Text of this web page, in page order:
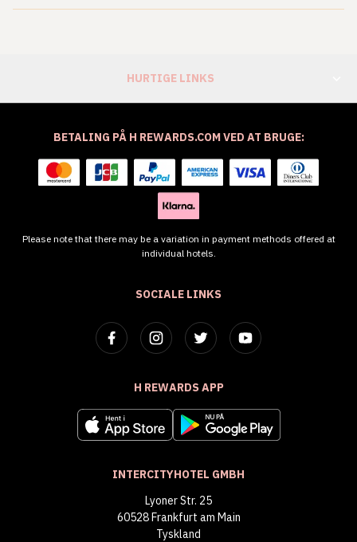
HURTIGE LINKS
SOCIALE LINKS
H REWARDS APP
INTERCITYHOTEL GMBH
Lyoner Str. 25
60528 Frankfurt am Main
Tyskland
BETALING PÅ H REWARDS.COM VED AT BRUGE:
Please note that there may be a variation in payment methods offered at
individual hotels.